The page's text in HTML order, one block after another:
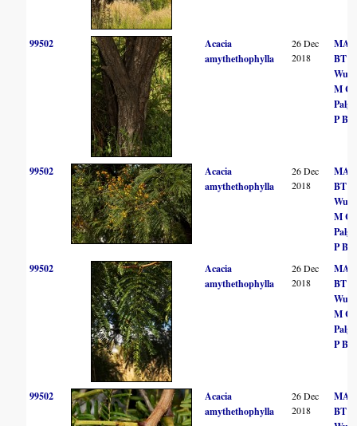
99502
Acacia
amythethophylla
26 Dec
2018
MA
BT
M
P
99502
Acacia
amythethophylla
26 Dec
2018
MA
BT
M
P
99502
Acacia
amythethophylla
26 Dec
2018
MA
BT
M
P
99502
Acacia
amythethophylla
26 Dec
2018
MA
BT